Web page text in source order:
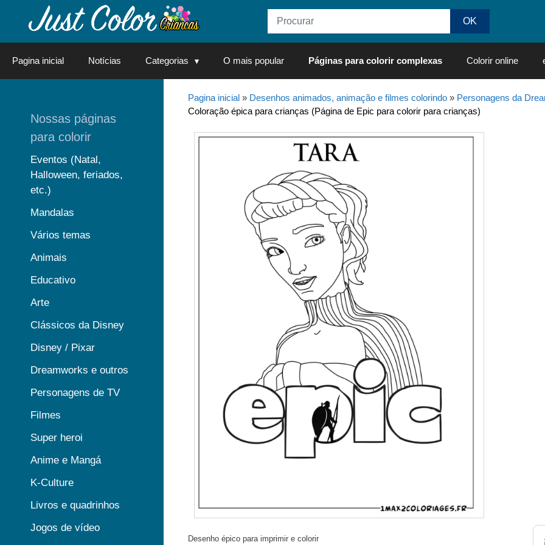
Pagina inicial Notícias Categorias O mais popular Páginas para colorir complexas Colorir online
Pagina inicial» Desenhos animados, animação e filmes colorindo» Personagens da
Coloração épica para crianças (Página de Epic para colorir para crianças)
Desenho épico para imprimir e colorir
Nossas páginas
para colorir
Eventos (Natal,
Halloween, feriados,
etc.)
Mandalas
Vários temas
Animais
Educativo
Arte
Clássicos da Disney
Disney / Pixar
Dreamworks e outros
Personagens de TV
Filmes
Super heroi
Anime e Mangá
K-Culture
Livros e quadrinhos
Jogos de vídeo